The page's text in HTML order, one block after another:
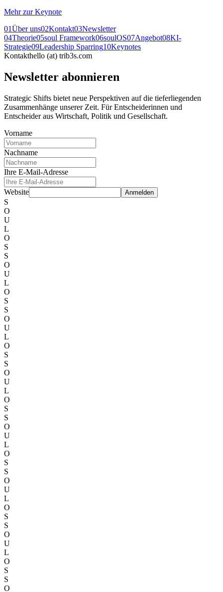
Mehr zur Keynote
01Über uns02Kontakt03Newsletter
04Theorie05soul Framework06soulOS07Angebot08KI-
Strategie09Leadership Sparring10Keynotes
Kontakthello (at) trib3s.com
Newsletter abonnieren
Strategic Shifts bietet neue Perspektiven auf die tieferliegenden
Zusammenhänge unserer Zeit. Für Entscheiderinnen und
Entscheider aus Wirtschaft, Politik und Gesellschaft.
Vorname
Nachname
Ihre E-Mail-Adresse
Website Anmelden
S
O
U
L
O
S
S
O
U
L
O
S
S
O
U
L
O
S
S
O
U
L
O
S
S
O
U
L
O
S
S
O
U
L
O
S
S
O
U
L
O
S
S
O